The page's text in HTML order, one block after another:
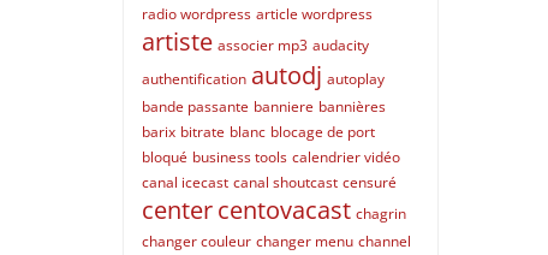
radio wordpress article wordpress
artiste associer mp3 audacity
authentification autodj autoplay
bande passante banniere bannières
barix bitrate blanc blocage de port
bloqué business tools calendrier vidéo
canal icecast canal shoutcast censuré
centercentovacast chagrin
changer couleur changer menu channel